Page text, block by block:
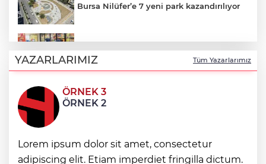
Bursa Nilüfer’e 7 yeni park kazandırılıyor
gıda denetimi
Bakan Gürlek Mumcu ailesiyle görüştü
Bursa'da 'Mahalle Şenlikleri'
Osmangazilileri eğlendiriyor
YAZARLARIMIZ Tüm Yazarlarımız
ÖRNEK 3
ÖRNEK 2
Lorem ipsum dolor sit amet, consectetur
adipiscing elit. Etiam imperdiet fringilla dictum.